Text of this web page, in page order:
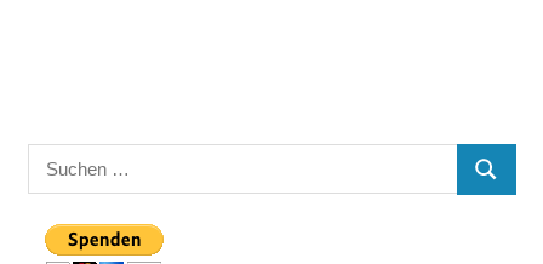
Suchen
nach:
SUCHEN